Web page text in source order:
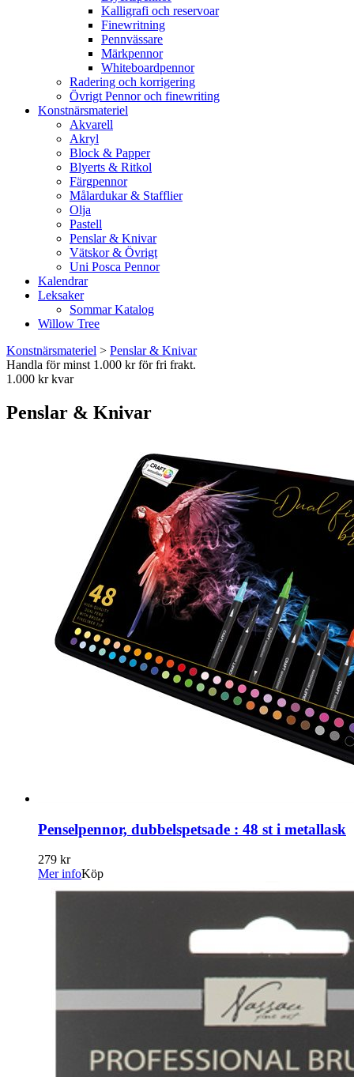
Kalligrafi och reservoar
Finewritning
Pennvässare
Märkpennor
Whiteboardpennor
Radering och korrigering
Övrigt Pennor och finewriting
Konstnärsmateriel
Akvarell
Akryl
Block & Papper
Blyerts & Ritkol
Färgpennor
Målardukar & Stafflier
Olja
Pastell
Penslar & Knivar
Vätskor & Övrigt
Uni Posca Pennor
Kalendrar
Leksaker
Sommar Katalog
Willow Tree
Konstnärsmateriel > Penslar & Knivar
Handla för minst 1.000 kr för fri frakt.
1.000 kr kvar
Penslar & Knivar
Penselpennor, dubbelspetsade : 48 st i metallask
279 kr
Mer infoKöp